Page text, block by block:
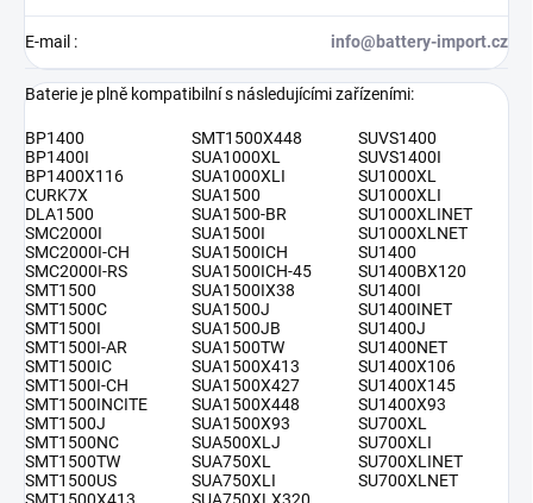
E-mail : info@battery-import.cz
Baterie je plně kompatibilní s následujícími zařízeními:
BP1400
BP1400I
BP1400X116
CURK7X
DLA1500
SMC2000I
SMC2000I-CH
SMC2000I-RS
SMT1500
SMT1500C
SMT1500I
SMT1500I-AR
SMT1500IC
SMT1500I-CH
SMT1500INCITE
SMT1500J
SMT1500NC
SMT1500TW
SMT1500US
SMT1500X413
SMT1500X448
SUA1000XL
SUA1000XLI
SUA1500
SUA1500-BR
SUA1500I
SUA1500ICH
SUA1500ICH-45
SUA1500IX38
SUA1500J
SUA1500JB
SUA1500TW
SUA1500X413
SUA1500X427
SUA1500X448
SUA1500X93
SUA500XLJ
SUA750XL
SUA750XLI
SUA750XLX320
SUVS1400
SUVS1400I
SU1000XL
SU1000XLI
SU1000XLINET
SU1000XLNET
SU1400
SU1400BX120
SU1400I
SU1400INET
SU1400J
SU1400NET
SU1400X106
SU1400X145
SU1400X93
SU700XL
SU700XLI
SU700XLINET
SU700XLNET